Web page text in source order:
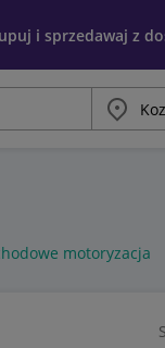
i sprzedawaj z
Miasto
motoryzacja